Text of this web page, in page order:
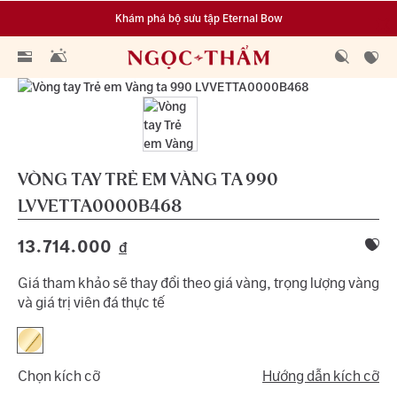
Khám phá bộ sưu tập Eternal Bow
Đa dạng lựa chọn tích luỹ từ 0.1 chỉ vàng 999.9
VÒNG TAY TRẺ EM VÀNG TA 990
LVVETTA0000B468
13.714.000 đ
Giá tham khảo sẽ thay đổi theo giá vàng, trọng lượng vàng
và giá trị viên đá thực tế
Chọn kích cỡ Hướng dẫn kích cỡ